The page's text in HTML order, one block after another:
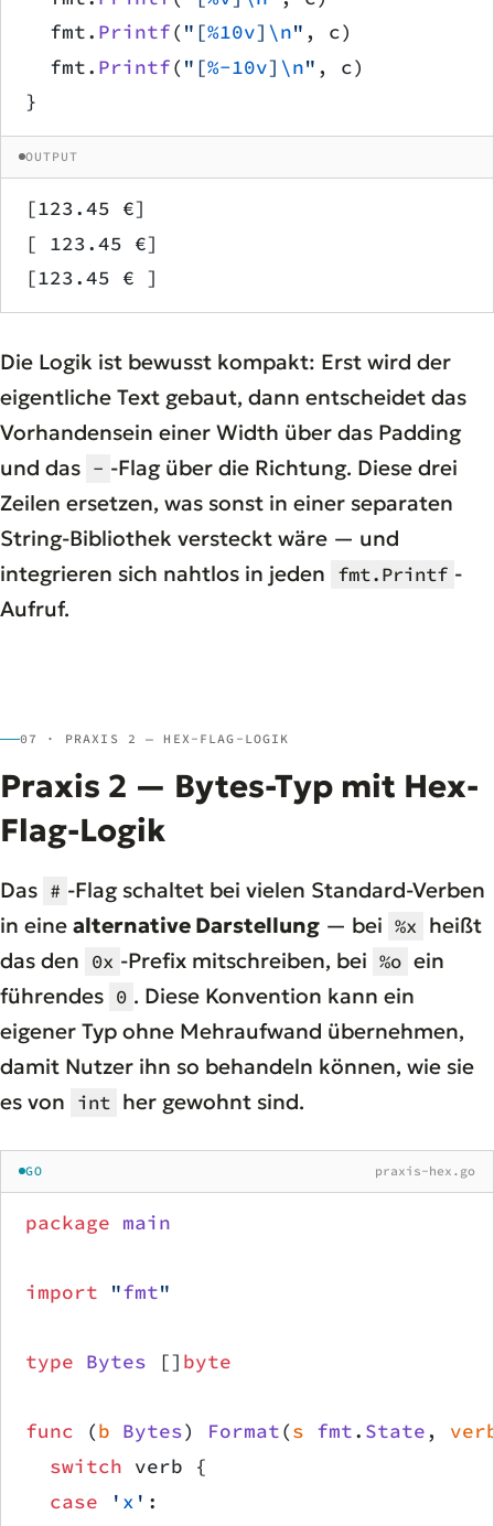
	fmt.
Printf( "[%10v] \n" , c)
	fmt.
Printf( "[%-10v] \n" , c)
}
OUTPUT
[123.45 €]
[ 123.45 €]
[123.45 € ]
Die Logik ist bewusst kompakt: Erst wird der
eigentliche Text gebaut, dann entscheidet das
Vorhandensein einer Width über das Padding
und das - -Flag über die Richtung. Diese drei
Zeilen ersetzen, was sonst in einer separaten
String-Bibliothek versteckt wäre — und
integrieren sich nahtlos in jeden fmt.Printf -
Aufruf.
07 · PRAXIS 2 — HEX-FLAG-LOGIK
Praxis 2 — Bytes-Typ mit Hex-
Flag-Logik
Das # -Flag schaltet bei vielen Standard-Verben
in eine alternative Darstellung — bei %x heißt
das den 0x -Prefix mitschreiben, bei %o ein
führendes 0 . Diese Konvention kann ein
eigener Typ ohne Mehraufwand übernehmen,
damit Nutzer ihn so behandeln können, wie sie
es von int her gewohnt sind.
GO praxis-hex.go
package main
import "fmt"
type Bytes [] byte
func (b Bytes) Format(s fmt. State,
	switch
verb {
	case
' x ' :